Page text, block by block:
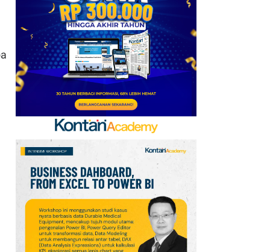
Kerja Sama dengan
Emirates hingga 2033, Ini
Detail Kemitraannya
7
Klasemen Grup A Piala
AFF 2026: Ini Skenario
Indonesia Lolos ke
Semifinal
8
FIFA Akhirnya Cairkan
Hadiah Timnas Yordania
yang Tertunda 8 Bulan
9
Promo Alfamart Murah
Banget 7–13 Agustus
2026, Sunlight hingga
Bebelac Diskon